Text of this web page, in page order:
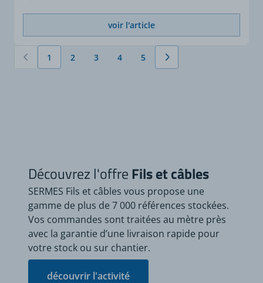
voir l'article
Vous lisez actuellement la page
1 Page
2 Page
3 Page
4 Page
5
Découvrez l'offreFils et câbles
SERMES Fils et câbles vous propose une
gamme de plus de 7 000 références stockées.
Vos commandes sont traitées au mètre près
avec la garantie d’une livraison rapide pour
votre stock ou sur chantier.
découvrir l'activité